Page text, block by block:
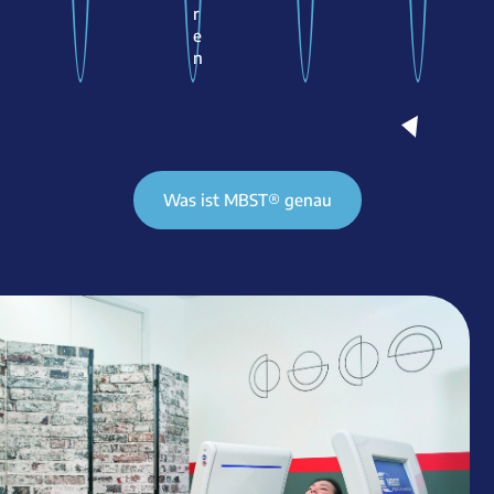
r
e
n
Was ist MBST® genau